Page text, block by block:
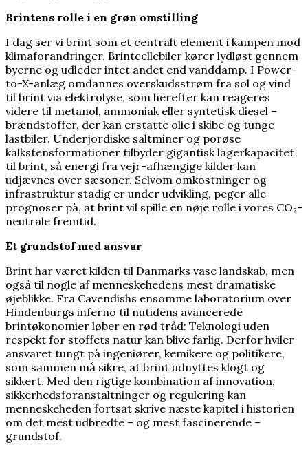
Brintens rolle i en grøn omstilling
I dag ser vi brint som et centralt element i kampen mod
klimaforandringer. Brintcellebiler kører lydløst gennem
byerne og udleder intet andet end vanddamp. I Power-
to-X-anlæg omdannes overskudsstrøm fra sol og vind
til brint via elektrolyse, som herefter kan reageres
videre til metanol, ammoniak eller syntetisk diesel –
brændstoffer, der kan erstatte olie i skibe og tunge
lastbiler. Underjordiske saltminer og porøse
kalkstensformationer tilbyder gigantisk lagerkapacitet
til brint, så energi fra vejr-afhængige kilder kan
udjævnes over sæsoner. Selvom omkostninger og
infrastruktur stadig er under udvikling, peger alle
prognoser på, at brint vil spille en nøje rolle i vores CO₂-
neutrale fremtid.
Et grundstof med ansvar
Brint har været kilden til Danmarks vase landskab, men
også til nogle af menneskehedens mest dramatiske
øjeblikke. Fra Cavendishs ensomme laboratorium over
Hindenburgs inferno til nutidens avancerede
brintøkonomier løber en rød tråd: Teknologi uden
respekt for stoffets natur kan blive farlig. Derfor hviler
ansvaret tungt på ingeniører, kemikere og politikere,
som sammen må sikre, at brint udnyttes klogt og
sikkert. Med den rigtige kombination af innovation,
sikkerheds­foranstaltninger og regulering kan
menneskeheden fortsat skrive næste kapitel i historien
om det mest udbredte – og mest fascinerende –
grundstof.